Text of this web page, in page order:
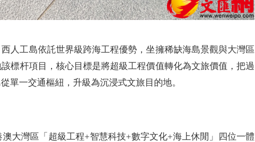
人工島依託世界級跨海工程優勢，坐擁稀缺海島景觀與大灣區
標杆項目，核心目標是將超級工程價值轉化為文旅價值，把過
單一交通樞紐，升級為沉浸式文旅目的地。
大灣區「超級工程+智慧科技+數字文化+海上休閒」四位一體